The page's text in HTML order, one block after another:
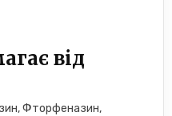
від
Фторфеназин,